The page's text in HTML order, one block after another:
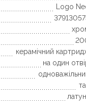
Logo
керамічний
на один